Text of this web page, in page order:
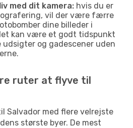
med dit kamera: hvis du er
vil der være færre
dine billeder i
kan være et godt tidspunkt
udsigter og gadescener uden
ruter at flyve til
Salvador med flere velrejste
største byer. De mest